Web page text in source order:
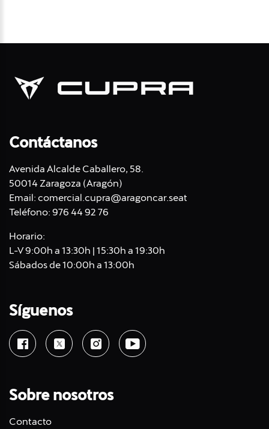
Contáctanos
Avenida Alcalde Caballero, 58.
50014 Zaragoza (Aragón)
Email: comercial.cupra@aragoncar.seat
Teléfono: 976 44 92 76
Horario:
L-V 9:00h a 13:30h | 15:30h a 19:30h
Sábados de 10:00h a 13:00h
Síguenos
Sobre nosotros
Contacto